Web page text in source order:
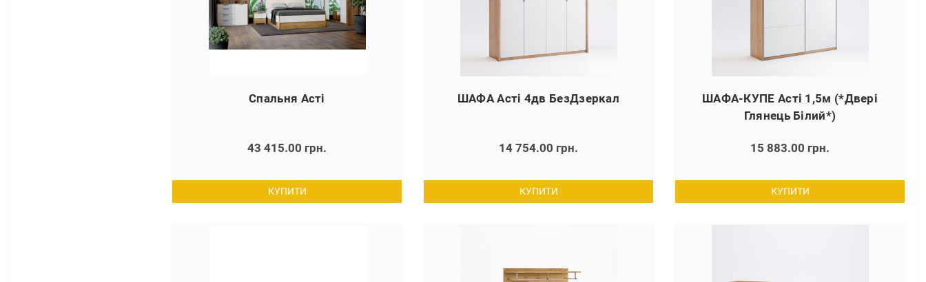
Спальня Асті
43 415.00 грн.
КУПИТИ
ШАФА Асті 4дв БезДзеркал
14 754.00 грн.
КУПИТИ
ШАФА-КУПЕ Асті 1,5м (*Двері
Глянець Білий*)
15 883.00 грн.
КУПИТИ